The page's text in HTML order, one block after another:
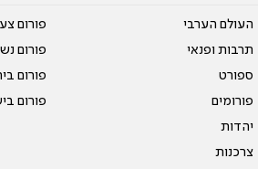
העולם הערבי
תרבות ופנאי
ספורט
פורומים
יהדות
צרכנות
פורום
פורום
פורום
פורום